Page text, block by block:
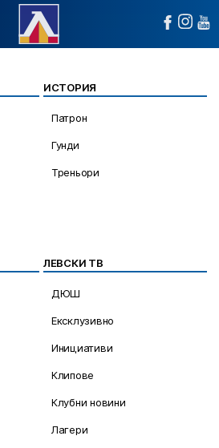
ИСТОРИЯ
Патрон
Гунди
Треньори
ЛЕВСКИ ТВ
ДЮШ
Ексклузивно
Инициативи
Клипове
Клубни новини
Лагери